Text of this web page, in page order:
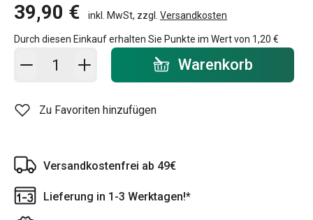
39,90 € inkl. MwSt, zzgl. Versandkosten
Durch diesen Einkauf erhalten Sie Punkte im Wert von 1,20 €
In den Warenkorb - Menge Warenkorb
Zu Favoriten hinzufügen
Versandkostenfrei ab 49€
Lieferung in 1-3 Werktagen!*